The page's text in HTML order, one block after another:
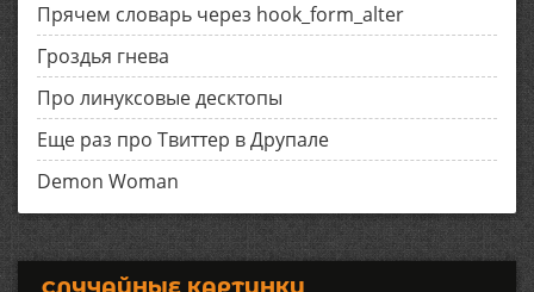
Прячем словарь через hook_form_alter
Гроздья гнева
Про линуксовые десктопы
Еще раз про Твиттер в Друпале
Demon Woman